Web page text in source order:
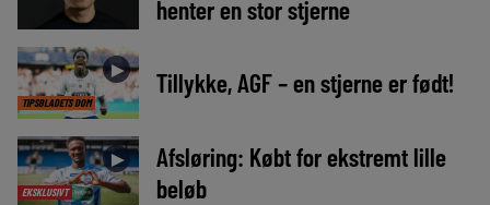
henter en stor stjerne
TIPSBLADETS DOM
► Tillykke, AGF – en stjerne er født!
EKSKLUSIVT
►
Afsløring: Købt for ekstremt lille
beløb